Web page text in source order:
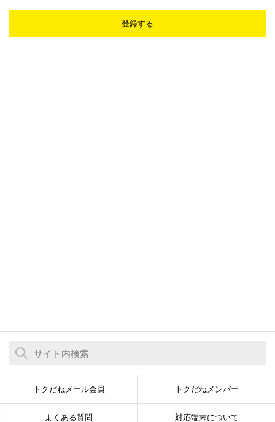
登録する
トクだねメール会員 トクだねメンバー
よくある質問 対応端末について